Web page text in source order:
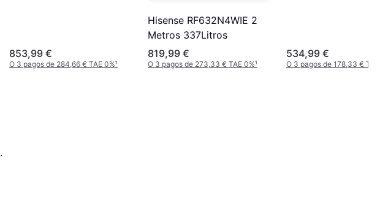
853,99 €
O 3 pagos de 284,66 € TAE 0%¹
Hisense RF632N4WIE 2
Metros 337Litros
819,99 €
O 3 pagos de 273,33 € TAE 0%¹
534,99 €
O 3 pagos de 178,33 € TAE
.